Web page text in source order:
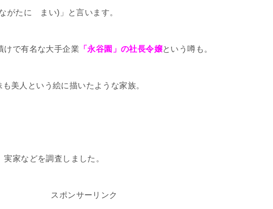
がたに まい)」と言います。
けで有名な大手企業 「永谷園」の社長令嬢という噂も。
美人という絵に描いたような家族。
家などを調査しました。
スポンサーリンク